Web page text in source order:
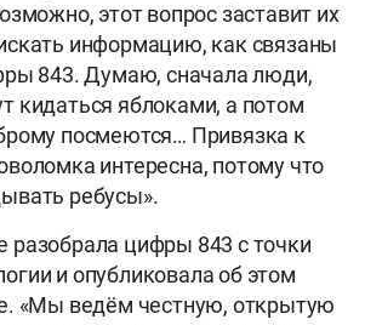
этот вопрос заставит их
информацию, как связаны
843. Думаю, сначала люди,
кидаться яблоками, а потом
посмеются… Привязка к
интересна, потому что
ребусы».
разобрала цифры 843 с точки
и опубликовала об этом
«Мы ведём честную, открытую